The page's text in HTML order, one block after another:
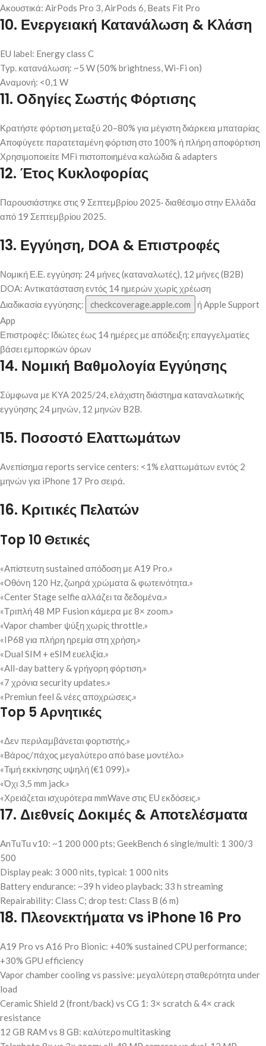
Ακουστικά: AirPods Pro 3, AirPods 6, Beats Fit Pro
10. Ενεργειακή Κατανάλωση & Κλάση
EU label: Energy class C
Typ. κατανάλωση: ~5 W (50% brightness, Wi-Fi on)
Αναμονή: <0,1 W
11. Οδηγίες Σωστής Φόρτισης
Κρατήστε φόρτιση μεταξύ 20–80% για μέγιστη διάρκεια μπαταρίας
Αποφύγετε παρατεταμένη φόρτιση στο 100% ή πλήρη αποφόρτιση
Χρησιμοποιείτε MFi πιστοποιημένα καλώδια & adapters
12. Έτος Κυκλοφορίας
Παρουσιάστηκε στις 9 Σεπτεμβρίου 2025· διαθέσιμο στην Ελλάδα
από 19 Σεπτεμβρίου 2025.
13. Εγγύηση, DOA & Επιστροφές
Νομική Ε.Ε. εγγύηση: 24 μήνες (καταναλωτές), 12 μήνες (B2B)
DOA: Αντικατάσταση εντός 14 ημερών χωρίς χρέωση
Διαδικασία εγγύησης:
checkcoverage.apple.com
ή Apple Support
App
Επιστροφές: Ιδιώτες έως 14 ημέρες με απόδειξη; επαγγελματίες
βάσει εμπορικών όρων
14. Νομική Βαθμολογία Εγγύησης
Σύμφωνα με ΚΥΑ 2025/24, ελάχιστη διάστημα καταναλωτικής
εγγύησης 24 μηνών, 12 μηνών B2B.
15. Ποσοστό Ελαττωμάτων
Ανεπίσημα reports service centers: <1% ελαττωμάτων εντός 2
μηνών για iPhone 17 Pro σειρά.
16. Κριτικές Πελατών
Top 10 Θετικές
«Απίστευτη sustained απόδοση με A19 Pro.»
«Οθόνη 120 Hz, ζωηρά χρώματα & φωτεινότητα.»
«Center Stage selfie αλλάζει τα δεδομένα.»
«Τριπλή 48 MP Fusion κάμερα με 8× zoom.»
«Vapor chamber ψύξη χωρίς throttle.»
«IP68 για πλήρη ηρεμία στη χρήση.»
«Dual SIM + eSIM ευελιξία.»
«All-day battery & γρήγορη φόρτιση.»
«7 χρόνια security updates.»
«Premiun feel & νέες αποχρώσεις.»
Top 5 Αρνητικές
«Δεν περιλαμβάνεται φορτιστής.»
«Βάρος/πάχος μεγαλύτερο από base μοντέλο.»
«Τιμή εκκίνησης υψηλή (€1 099).»
«Όχι 3,5 mm jack.»
«Χρειάζεται ισχυρότερα mmWave στις EU εκδόσεις.»
17. Διεθνείς Δοκιμές & Αποτελέσματα
AnTuTu v10: ~1 200 000 pts; GeekBench 6 single/multi: 1 300/3
500
Display peak: 3 000 nits, typical: 1 000 nits
Battery endurance: ~39 h video playback; 33 h streaming
Repairability: Class C; drop test: Class B (6 m)
18. Πλεονεκτήματα vs iPhone 16 Pro
A19 Pro vs A16 Pro Bionic: +40% sustained CPU performance;
+30% GPU efficiency
Vapor chamber cooling vs passive: μεγαλύτερη σταθερότητα under
load
Ceramic Shield 2 (front/back) vs CG 1: 3× scratch & 4× crack
resistance
12 GB RAM vs 8 GB: καλύτερο multitasking